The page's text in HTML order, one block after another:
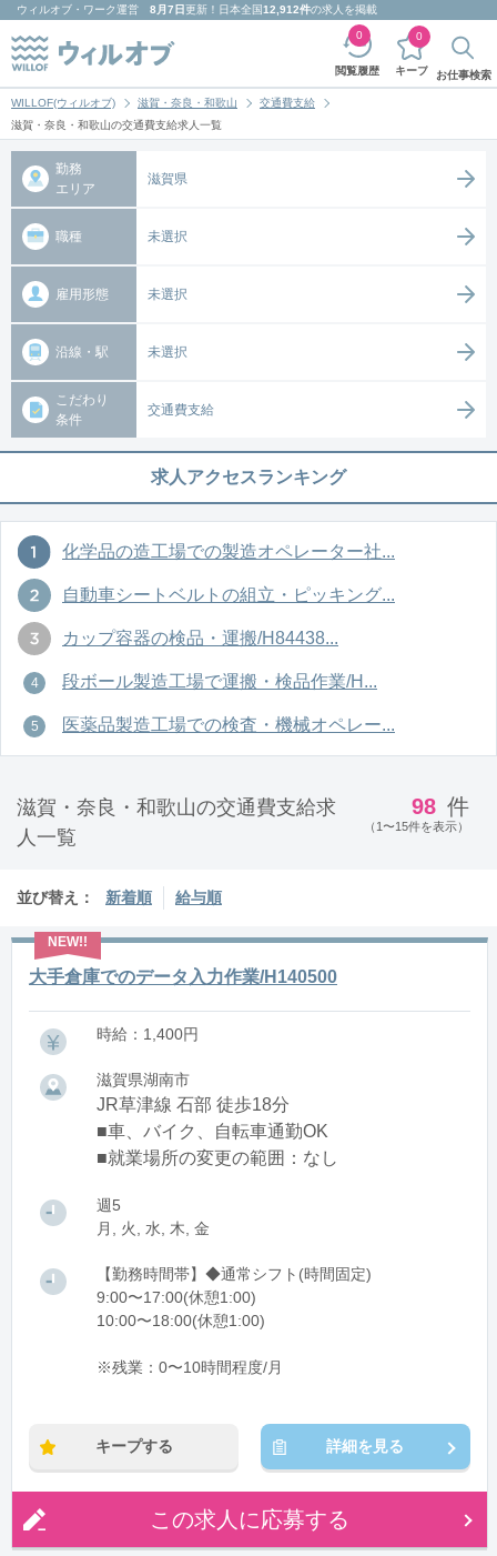
ウィルオブ・ワーク運営 8月7日更新！日本全国12,912件の求人を掲載
閲覧履歴
0
キープ
0
お仕事検索
WILLOF(ウィルオブ) 滋賀・奈良・和歌山
交通費支給
滋賀・奈良・和歌山の交通費支給求人一覧
勤務
エリア
滋賀県
職種 未選択
雇用形態 未選択
沿線・駅 未選択
こだわり
条件
交通費支給
求人アクセスランキング
化学品の造工場での製造オペレーター社...
自動車シートベルトの組立・ピッキング...
カップ容器の検品・運搬/H84438...
段ボール製造工場で運搬・検品作業/H...
医薬品製造工場での検査・機械オペレー...
滋賀・奈良・和歌山の交通費支給求
人一覧
98 件
（1〜15件を表示）
並び替え： 新着順 給与順
大手倉庫でのデータ入力作業/H140500
時給：1,400円
滋賀県湖南市
JR草津線 石部 徒歩18分
■車、バイク、自転車通勤OK
■就業場所の変更の範囲：なし
週5
月, 火, 水, 木, 金
【勤務時間帯】◆通常シフト(時間固定)
9:00〜17:00(休憩1:00)
10:00〜18:00(休憩1:00)
※残業：0〜10時間程度/月
キープする 詳細を見る
この求人に応募する